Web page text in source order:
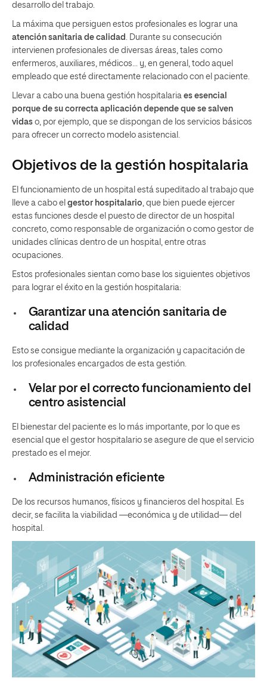
desarrollo del trabajo.
La máxima que persiguen estos profesionales es lograr una
atención sanitaria de calidad
. Durante su consecución
intervienen profesionales de diversas áreas, tales como
enfermeros, auxiliares, médicos… y, en general, todo aquel
empleado que esté directamente relacionado con el paciente.
Llevar a cabo una buena gestión hospitalaria es esencial
porque de su correcta aplicación depende que se salven
vidas o, por ejemplo, que se dispongan de los servicios básicos
para ofrecer un correcto modelo asistencial.
Objetivos de la gestión hospitalaria
El funcionamiento de un hospital está supeditado al trabajo que
lleve a cabo el gestor hospitalario , que bien puede ejercer
estas funciones desde el puesto de director de un hospital
concreto, como responsable de organización o como gestor de
unidades clínicas dentro de un hospital, entre otras
ocupaciones.
Estos profesionales sientan como base los siguientes objetivos
para lograr el éxito en la gestión hospitalaria:
Garantizar una atención sanitaria de
calidad
Esto se consigue mediante la organización y capacitación de
los profesionales encargados de esta gestión.
Velar por el correcto funcionamiento del
centro asistencial
El bienestar del paciente es lo más importante, por lo que es
esencial que el gestor hospitalario se asegure de que el servicio
prestado es el mejor.
Administración eficiente
De los recursos humanos, físicos y financieros del hospital. Es
decir, se facilita la viabilidad —económica y de utilidad— del
hospital.